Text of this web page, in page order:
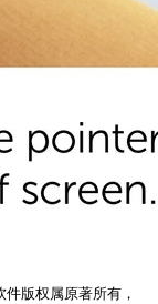
版权属原著所有，